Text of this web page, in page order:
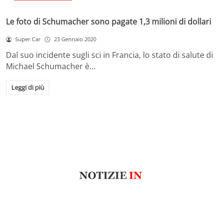
Le foto di Schumacher sono pagate 1,3 milioni di dollari
Super Car 23 Gennaio 2020
Dal suo incidente sugli sci in Francia, lo stato di salute di
Michael Schumacher è…
Leggi di più